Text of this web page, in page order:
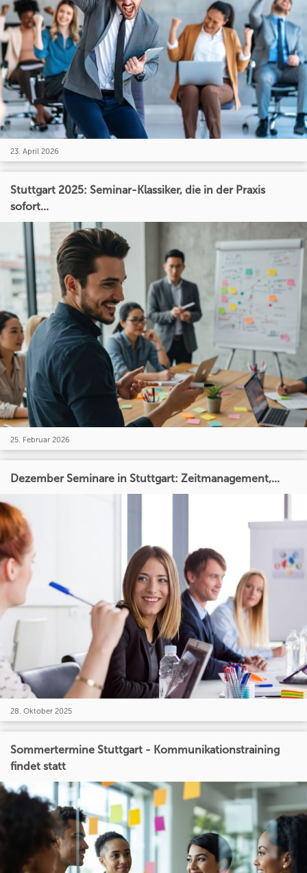
23. April 2026
Stuttgart 2025: Seminar-Klassiker, die in der Praxis
sofort...
25. Februar 2026
Dezember Seminare in Stuttgart: Zeitmanagement,...
28. Oktober 2025
Sommertermine Stuttgart - Kommunikationstraining
findet statt